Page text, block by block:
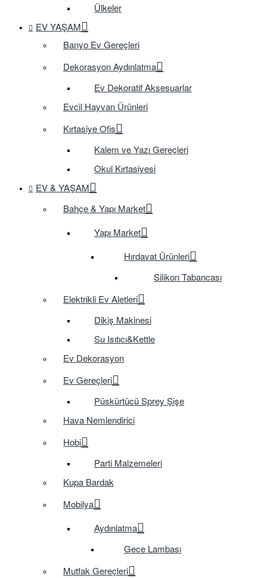
Ülkeler
EV YAŞAM
Banyo Ev Gereçleri
Dekorasyon Aydınlatma
Ev Dekoratif Aksesuarlar
Evcil Hayvan Ürünleri
Kırtasiye Ofis
Kalem ve Yazı Gereçleri
Okul Kırtasiyesi
EV & YAŞAM
Bahçe & Yapı Market
Yapı Market
Hırdavat Ürünleri
Silikon Tabancası
Elektrikli Ev Aletleri
Dikiş Makinesi
Su Isıtıcı&Kettle
Ev Dekorasyon
Ev Gereçleri
Püskürtücü Sprey Şişe
Hava Nemlendirici
Hobi
Parti Malzemeleri
Kupa Bardak
Mobilya
Aydınlatma
Gece Lambası
Mutfak Gereçleri